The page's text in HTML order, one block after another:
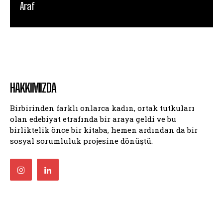
Araf
HAKKIMIZDA
Birbirinden farklı onlarca kadın, ortak tutkuları
olan edebiyat etrafında bir araya geldi ve bu
birliktelik önce bir kitaba, hemen ardından da bir
sosyal sorumluluk projesine dönüştü.